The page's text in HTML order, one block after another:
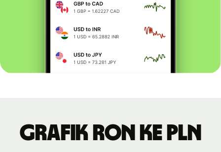
Grafik RON ke PLN